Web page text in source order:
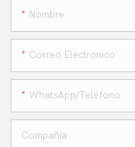
Nombre
Correo Electrónico
WhatsApp/teléfono
Compañía